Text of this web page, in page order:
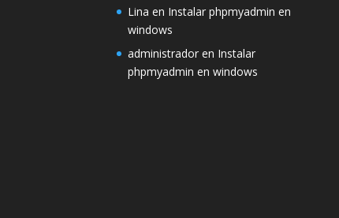
Lina en Instalar phpmyadmin en
windows
administradoren Instalar
phpmyadmin en windows